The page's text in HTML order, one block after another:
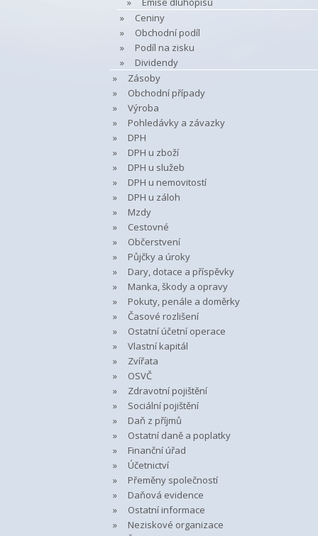
Ceniny
Obchodní podíl
Podíl na zisku
Dividendy
Zásoby
Obchodní případy
Výroba
Pohledávky a závazky
DPH
DPH u zboží
DPH u služeb
DPH u nemovitostí
DPH u záloh
Mzdy
Cestovné
Občerstvení
Půjčky a úroky
Dary, dotace a příspěvky
Manka, škody a opravy
Pokuty, penále a doměrky
Časové rozlišení
Ostatní účetní operace
Vlastní kapitál
Zvířata
OSVČ
Zdravotní pojištění
Sociální pojištění
Daň z příjmů
Ostatní daně a poplatky
Finanční úřad
Účetnictví
Přeměny společností
Daňová evidence
Ostatní informace
Neziskové organizace